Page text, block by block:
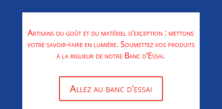
Artisans du goût et du matériel d’exception : mettons
votre savoir-faire en lumière. Soumettez vos produits
à la rigueur de notre Banc d’Essai.
Allez au banc d'essai